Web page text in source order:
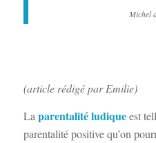
Michel
(article rédigé par Emilie)
La parentalité ludiqueest
parentalité positive qu’on